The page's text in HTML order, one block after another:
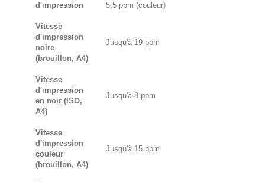
d'impression
5,5 ppm (couleur)
Vitesse
d'impression
noire
(brouillon, A4)
Jusqu'à 19 ppm
Vitesse
d'impression
en noir (ISO,
A4)
Jusqu'à 8 ppm
Vitesse
d'impression
couleur
(brouillon, A4)
Jusqu'à 15 ppm